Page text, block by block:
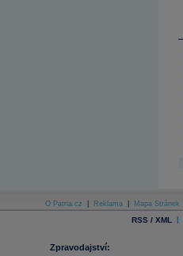
O Patria.cz Reklama Mapa Stránek
RSS / XML |
Zpravodajství: